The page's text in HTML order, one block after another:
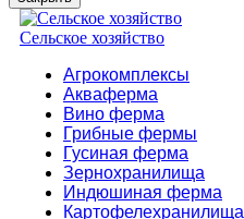
Сельское хозяйство
Агрокомплексы
Акваферма
Вино ферма
Грибные фермы
Гусиная ферма
Зернохранилища
Индюшиная ферма
Картофелехранилища